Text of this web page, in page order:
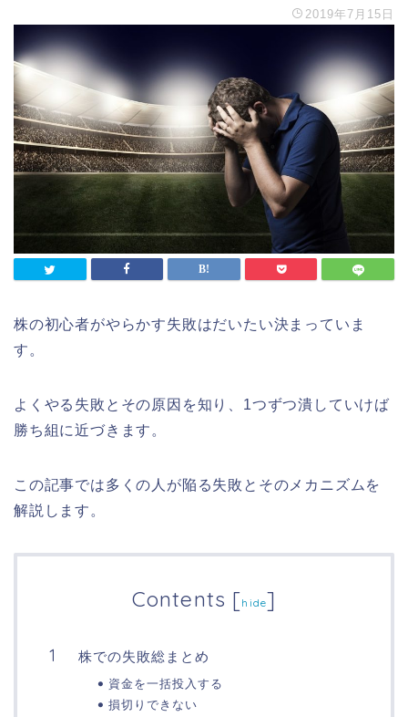
2019年7月15日
株の初心者がやらかす失敗はだいたい決まっていま
す。
よくやる失敗とその原因を知り、1つずつ潰していけば
勝ち組に近づきます。
この記事では多くの人が陥る失敗とそのメカニズムを
解説します。
Contents [hide]
株での失敗総まとめ
資金を一括投入する
損切りできない